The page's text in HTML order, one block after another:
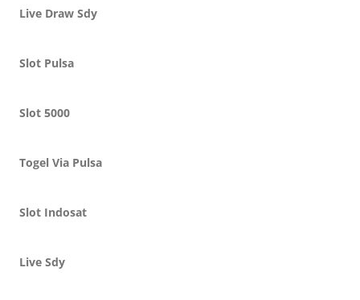
Live Draw Sdy
Slot Pulsa
Slot 5000
Togel Via Pulsa
Slot Indosat
Live Sdy